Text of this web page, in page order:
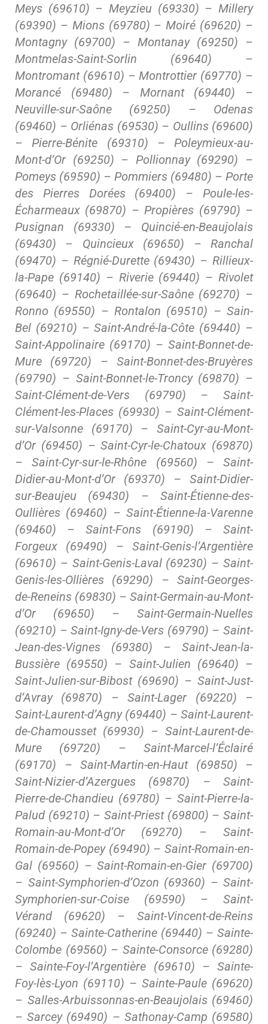
Meys (69610) – Meyzieu (69330) – Millery
(69390) – Mions (69780) – Moiré (69620) –
Montagny (69700) – Montanay (69250) –
Montmelas-Saint-Sorlin (69640) –
Montromant (69610) – Montrottier (69770) –
Morancé (69480) – Mornant (69440) –
Neuville-sur-Saône (69250) – Odenas
(69460) – Orliénas (69530) – Oullins (69600)
– Pierre-Bénite (69310) – Poleymieux-au-
Mont-d’Or (69250) – Pollionnay (69290) –
Pomeys (69590) – Pommiers (69480) – Porte
des Pierres Dorées (69400) – Poule-les-
Écharmeaux (69870) – Propières (69790) –
Pusignan (69330) – Quincié-en-Beaujolais
(69430) – Quincieux (69650) – Ranchal
(69470) – Régnié-Durette (69430) – Rillieux-
la-Pape (69140) – Riverie (69440) – Rivolet
(69640) – Rochetaillée-sur-Saône (69270) –
Ronno (69550) – Rontalon (69510) – Sain-
Bel (69210) – Saint-André-la-Côte (69440) –
Saint-Appolinaire (69170) – Saint-Bonnet-de-
Mure (69720) – Saint-Bonnet-des-Bruyères
(69790) – Saint-Bonnet-le-Troncy (69870) –
Saint-Clément-de-Vers (69790) – Saint-
Clément-les-Places (69930) – Saint-Clément-
sur-Valsonne (69170) – Saint-Cyr-au-Mont-
d’Or (69450) – Saint-Cyr-le-Chatoux (69870)
– Saint-Cyr-sur-le-Rhône (69560) – Saint-
Didier-au-Mont-d’Or (69370) – Saint-Didier-
sur-Beaujeu (69430) – Saint-Étienne-des-
Oullières (69460) – Saint-Étienne-la-Varenne
(69460) – Saint-Fons (69190) – Saint-
Forgeux (69490) – Saint-Genis-l’Argentière
(69610) – Saint-Genis-Laval (69230) – Saint-
Genis-les-Ollières (69290) – Saint-Georges-
de-Reneins (69830) – Saint-Germain-au-Mont-
d’Or (69650) – Saint-Germain-Nuelles
(69210) – Saint-Igny-de-Vers (69790) – Saint-
Jean-des-Vignes (69380) – Saint-Jean-la-
Bussière (69550) – Saint-Julien (69640) –
Saint-Julien-sur-Bibost (69690) – Saint-Just-
d’Avray (69870) – Saint-Lager (69220) –
Saint-Laurent-d’Agny (69440) – Saint-Laurent-
de-Chamousset (69930) – Saint-Laurent-de-
Mure (69720) – Saint-Marcel-l’Éclairé
(69170) – Saint-Martin-en-Haut (69850) –
Saint-Nizier-d’Azergues (69870) – Saint-
Pierre-de-Chandieu (69780) – Saint-Pierre-la-
Palud (69210) – Saint-Priest (69800) – Saint-
Romain-au-Mont-d’Or (69270) – Saint-
Romain-de-Popey (69490) – Saint-Romain-en-
Gal (69560) – Saint-Romain-en-Gier (69700)
– Saint-Symphorien-d’Ozon (69360) – Saint-
Symphorien-sur-Coise (69590) – Saint-
Vérand (69620) – Saint-Vincent-de-Reins
(69240) – Sainte-Catherine (69440) – Sainte-
Colombe (69560) – Sainte-Consorce (69280)
– Sainte-Foy-l’Argentière (69610) – Sainte-
Foy-lès-Lyon (69110) – Sainte-Paule (69620)
– Salles-Arbuissonnas-en-Beaujolais (69460)
– Sarcey (69490) – Sathonay-Camp (69580)